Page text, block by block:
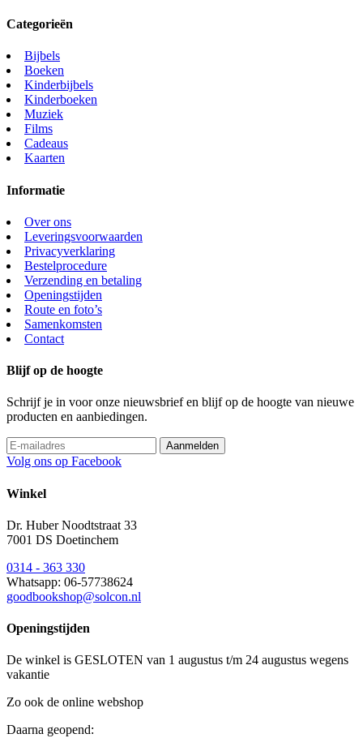
Categorieën
Bijbels
Boeken
Kinderbijbels
Kinderboeken
Muziek
Films
Cadeaus
Kaarten
Informatie
Over ons
Leveringsvoorwaarden
Privacyverklaring
Bestelprocedure
Verzending en betaling
Openingstijden
Route en foto’s
Samenkomsten
Contact
Blijf op de hoogte
Schrijf je in voor onze nieuwsbrief en blijf op de hoogte van nieuwe
producten en aanbiedingen.
Volg ons op Facebook
Winkel
Dr. Huber Noodtstraat 33
7001 DS Doetinchem
0314 - 363 330
Whatsapp: 06-57738624
goodbookshop@solcon.nl
Openingstijden
De winkel is GESLOTEN van 1 augustus t/m 24 augustus wegens
vakantie
Zo ook de online webshop
Daarna geopend: